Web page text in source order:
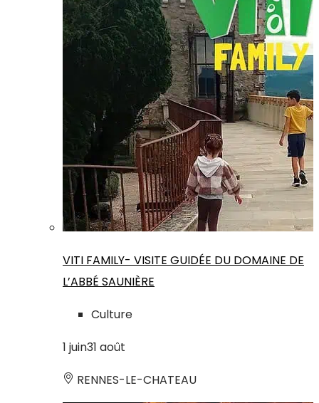
VITI FAMILY- VISITE GUIDÉE DU DOMAINE DE
L’ABBÉ SAUNIÈRE
Culture
1 juin31 août
RENNES-LE-CHATEAU